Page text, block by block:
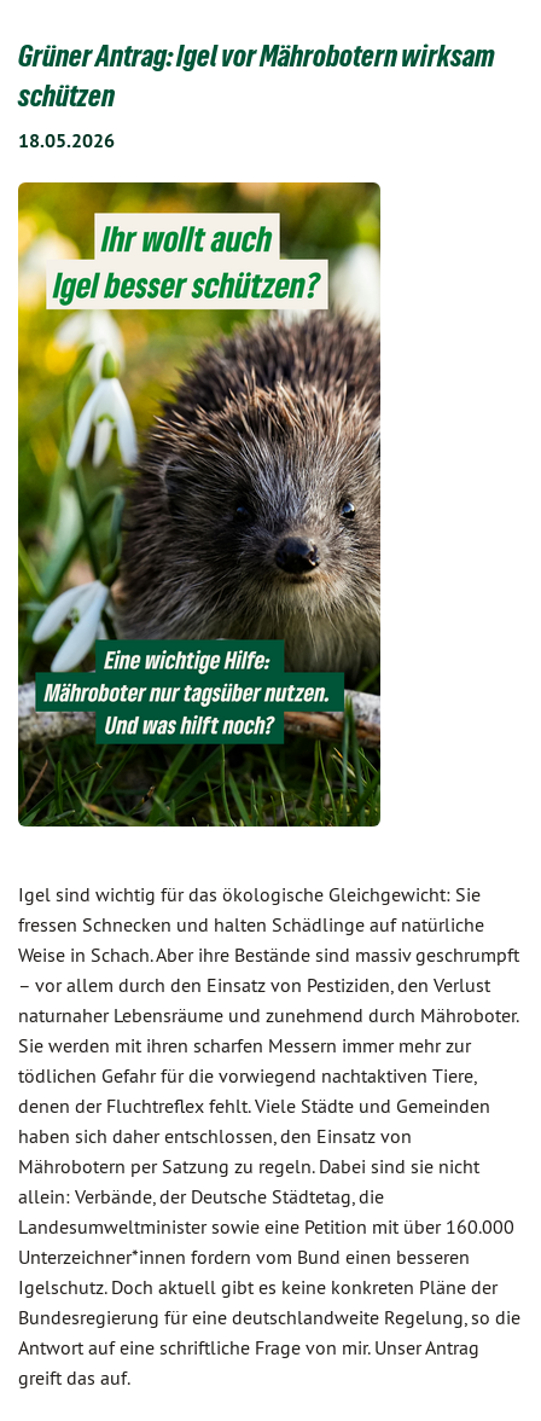
Grüner Antrag: Igel vor Mährobotern wirksam
schützen
18.05.2026
Igel sind wichtig für das ökologische Gleichgewicht: Sie
fressen Schnecken und halten Schädlinge auf natürliche
Weise in Schach. Aber ihre Bestände sind massiv geschrumpft
– vor allem durch den Einsatz von Pestiziden, den Verlust
naturnaher Lebensräume und zunehmend durch Mähroboter.
Sie werden mit ihren scharfen Messern immer mehr zur
tödlichen Gefahr für die vorwiegend nachtaktiven Tiere,
denen der Fluchtreflex fehlt. Viele Städte und Gemeinden
haben sich daher entschlossen, den Einsatz von
Mährobotern per Satzung zu regeln. Dabei sind sie nicht
allein: Verbände, der Deutsche Städtetag, die
Landesumweltminister sowie eine Petition mit über 160.000
Unterzeichner*innen fordern vom Bund einen besseren
Igelschutz. Doch aktuell gibt es keine konkreten Pläne der
Bundesregierung für eine deutschlandweite Regelung, so die
Antwort auf eine schriftliche Frage von mir. Unser Antrag
greift das auf.